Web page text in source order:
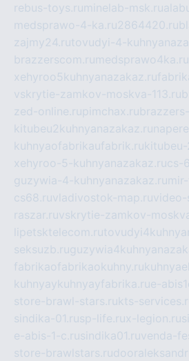
rebus-toys.ru minelab-msk.ru
medsprawo-4-ka.ru2864420.ru
zajmy24.rutovudyi-4-
brazzerscom.ru medsprawo4ka.ru
xehyroo5kuhnyanazakaz.ru
vskrytie-zamkov-moskva-113.ru
zed-online.rupimchax.ru
kitubeu2kuhnyanazakaz.ru
kuhnyaofabrikaufabrik.ru
xehyroo-5-kuhnyanazakaz.rucs-
guzywia-4-kuhnyanazakaz.ru
cs68.ruvladivostok-map.ruvideo-
raszar.ruvskrytie-zamkov-
lipetsktelecom.ru
seksuzb.ru
fabrikaofabrikaokuhny.ru
kuhnyaykuhnyayfabrika.rue-
store-brawl-stars.rukts-
sindika-01.rusp-life.rux-legion.ru
e-abis-1-c.rusindika01.ruvenda-
store-brawlstars.ru